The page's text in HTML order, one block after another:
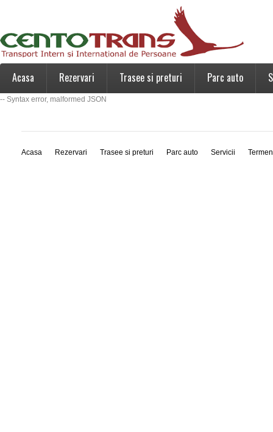
Acasa Rezervari Trasee si preturi Parc auto
-- Syntax error, malformed JSON
Acasa Rezervari Trasee si preturi Parc auto Servicii